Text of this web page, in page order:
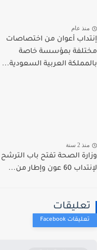
عام
أعوان من اختصاصات
بمؤسسة خاصة
العربية السعودية...
2 سنة
الصحة تفتح باب الترشح
عون وإطار من...